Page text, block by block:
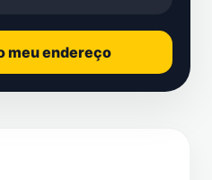
meu endereço